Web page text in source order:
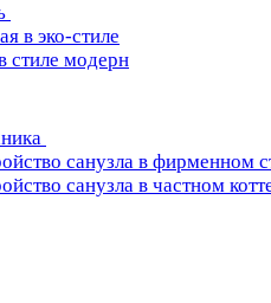
в эко-стиле
стиле модерн
санузла в фирменном
санузла в частном